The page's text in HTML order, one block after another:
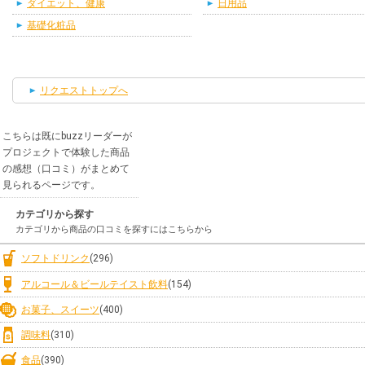
ダイエット、健康
基礎化粧品
日用品
リクエストトップへ
こちらは既にbuzzリーダーが
プロジェクトで体験した商品
の感想（口コミ）がまとめて
見られるページです。
カテゴリから探す
カテゴリから商品の口コミを探すにはこちらから
ソフトドリンク (296)
アルコール＆ビールテイスト飲料(154)
お菓子、スイーツ(400)
調味料(310)
食品(390)